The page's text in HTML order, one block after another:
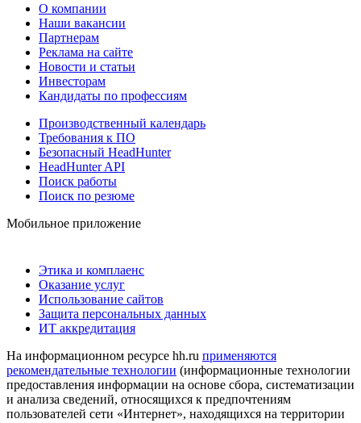
О компании
Наши вакансии
Партнерам
Реклама на сайте
Новости и статьи
Инвесторам
Кандидаты по профессиям
Производственный календарь
Требования к ПО
Безопасный HeadHunter
HeadHunter API
Поиск работы
Поиск по резюме
Мобильное приложение
Этика и комплаенс
Оказание услуг
Использование сайтов
Защита персональных данных
ИТ аккредитация
На информационном ресурсе hh.ru применяются
рекомендательные технологии (информационные технологии
предоставления информации на основе сбора, систематизации
и анализа сведений, относящихся к предпочтениям
пользователей сети «Интернет», находящихся на территории